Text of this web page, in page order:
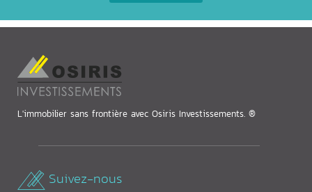
L'immobilier sans frontière avec Osiris Investissements. ®
Suivez-nous